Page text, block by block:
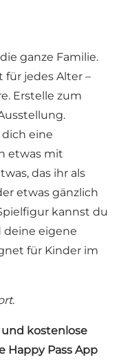
ganze Familie.
für jedes Alter –
Erstelle zum
eine
etwas mit
das ihr als
etwas gänzlich
kannst du
deine eigene
für Kinder im
kostenlose
Happy Pass App